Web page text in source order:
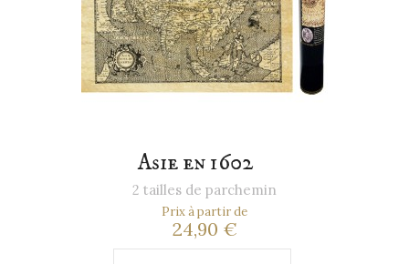
Asie en 1602
2 tailles de parchemin
Prix à partir de
24,90 €